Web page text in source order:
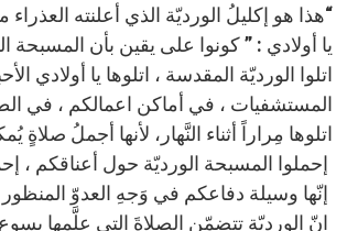
“هذا هو إكليلُ الورديّة الذي أعلنته العذراء
يا أولادي : ” كونوا على يقين بأن
اتلوا الورديّة المقدسة ، اتلوها يا
المستشفيات ، في أماكن اعمالكم ، في
اتلوها مِراراً أثناء النَّهار، لأنها أجملُ
إحملوا المسبحة الورديّة حول أعناقكم ،
إنّها وسيلة دفاعكم في وَجهِ العدوّ
انّ الورديّة تتضمّن الصلاةَ التي علَّمها